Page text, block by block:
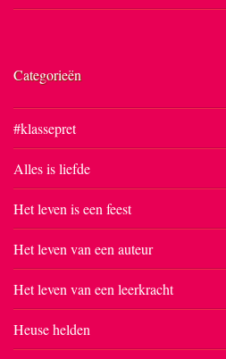
Categorieën
#klassepret
Alles is liefde
Het leven is een feest
Het leven van een auteur
Het leven van een leerkracht
Heuse helden